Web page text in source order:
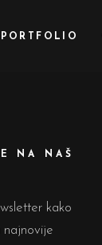
PORTFOLIO
NA NAŠ
kako
najnovije